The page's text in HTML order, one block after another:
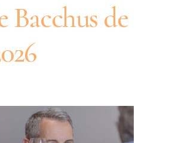
Bacchus de